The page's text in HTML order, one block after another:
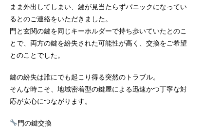
まま外出してしまい、鍵が見当たらずパニックになってい
るとのご連絡をいただきました。
門と玄関の鍵を同じキーホルダーで持ち歩いていたとのこ
とで、両方の鍵を紛失された可能性が高く、交換をご希望
とのことでした。
鍵の紛失は誰にでも起こり得る突然のトラブル。
そんな時こそ、地域密着型の鍵屋による迅速かつ丁寧な対
応が安心につながります。
門の鍵交換